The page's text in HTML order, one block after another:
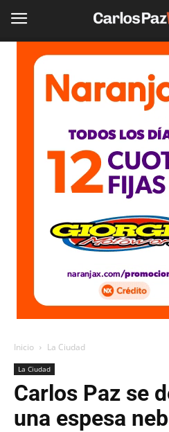
Inicio La Ciudad
La Ciudad
Carlos Paz se
una espesa